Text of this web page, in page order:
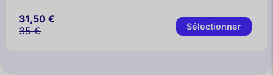
31,50 €
35 €
Sélectionner